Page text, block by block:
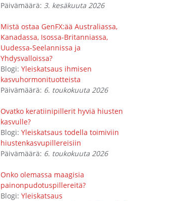
Päivämäärä: 3. kesäkuuta 2026
Mistä ostaa GenFX:ää Australiassa,
Kanadassa, Isossa-Britanniassa,
Uudessa-Seelannissa ja
Yhdysvalloissa?
Blogi: Yleiskatsaus ihmisen
kasvuhormonituotteista
Päivämäärä: 6. toukokuuta 2026
Ovatko keratiinipillerit hyviä hiusten
kasvulle?
Blogi: Yleiskatsaus todella toimiviin
hiustenkasvupillereisiin
Päivämäärä: 6. toukokuuta 2026
Onko olemassa maagisia
painonpudotuspillereitä?
Blogi: Yleiskatsaus